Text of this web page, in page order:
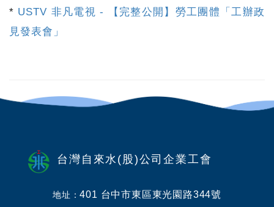
* USTV 非凡電視 - 【完整公開】勞工團體「工辦政
見發表會」
台灣自來水(股)公司企業工會
地址：401 台中市東區東光園路344號